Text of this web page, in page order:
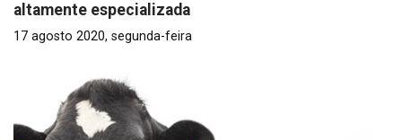
altamente especializada
17 agosto 2020, segunda-feira